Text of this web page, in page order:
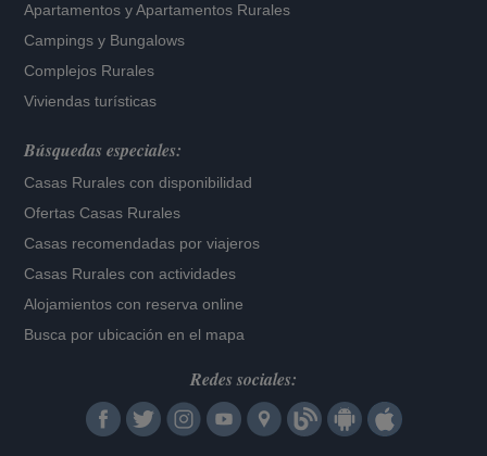
Apartamentos yApartamentos Rurales
Campings y Bungalows
Complejos Rurales
Viviendas turísticas
Búsquedas especiales:
Casas Rurales con disponibilidad
Ofertas Casas Rurales
Casas recomendadas por viajeros
Casas Rurales con actividades
Alojamientos con reserva online
Busca por ubicación en el mapa
Redes sociales: